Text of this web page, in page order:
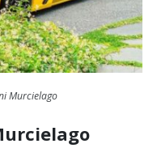
Murcielago